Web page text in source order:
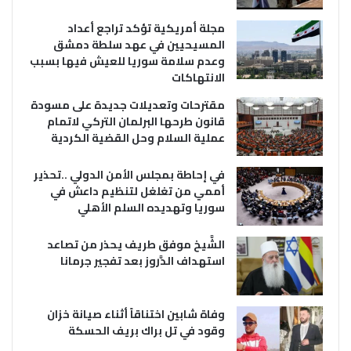
مجلة أمريكية تؤكد تراجع أعداد
المسيحيين في عهد سلطة دمشق
وعدم سلامة سوريا للعيش فيها بسبب
الانتهاكات
مقترحات وتعديلات جديدة على مسودة
قانون طرحها البرلمان التركي لاتمام
عملية السلام وحل القضية الكردية
في إحاطة بمجلس الأمن الدولي ..تحذير
أممي من تغلغل لتنظيم داعش في
سوريا وتهديده السلم الأهلي
الشَّيخ موفق طريف يحذر من تصاعد
استهداف الدَّروز بعد تفجير جرمانا
وفاة شابين اختناقاً أثناء صيانة خزان
وقود في تل براك بريف الحسكة